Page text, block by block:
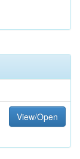
View/Open